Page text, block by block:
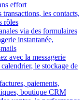
effort
transactions, les contacts,
rôles
via des formulaires
instantanée,
avec la messagerie
le stockage de
paiements,
boutique CRM